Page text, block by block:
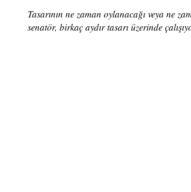
Tasarının ne zaman oylanacağı veya ne
senatör, birkaç aydır tasarı üzerinde